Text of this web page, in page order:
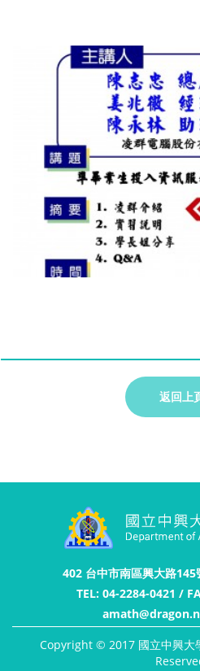
返回上
402 台中市南區興大路
TEL: 04-2284-0421 /
Copyright © 2017 國立中興大